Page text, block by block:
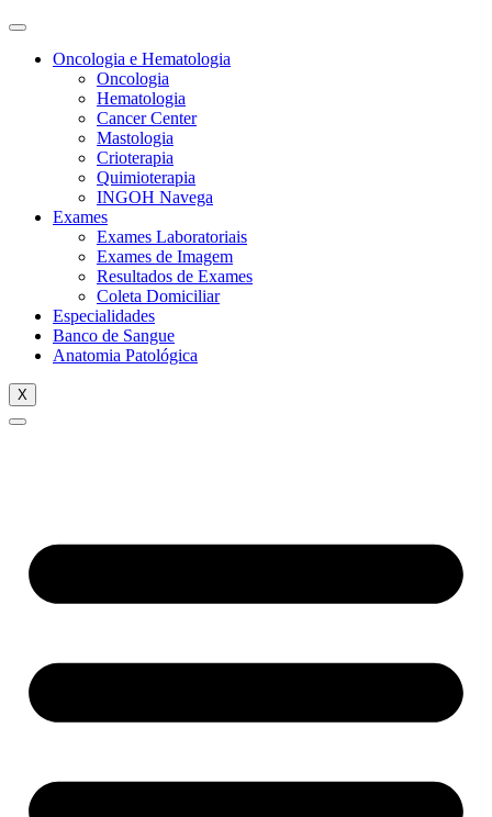
Oncologia e Hematologia
Oncologia
Hematologia
Cancer Center
Mastologia
Crioterapia
Quimioterapia
INGOH Navega
Exames
Exames Laboratoriais
Exames de Imagem
Resultados de Exames
Coleta Domiciliar
Especialidades
Banco de Sangue
Anatomia Patológica
X